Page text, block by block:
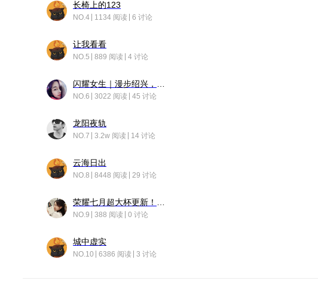
长椅上的123
NO.4 1134 阅读 6 讨论
让我看看
NO.5 889 阅读 4 讨论
NO.6 3022 阅读 45 讨论
龙阳夜轨
NO.7 3.2w 阅读 14 讨论
云海日出
NO.8 8448 阅读 29 讨论
NO.9 388 阅读 0 讨论
城中虚实
NO.10 6386 阅读 3 讨论